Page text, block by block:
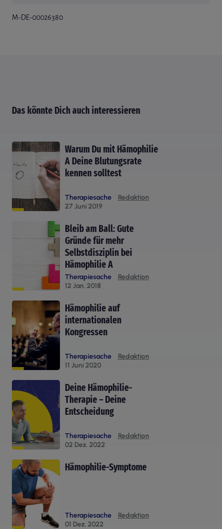
[1]Bundesärztekammer:
M-DE-00026380
Das könnte Dich auch interessieren
Warum Du mit Hämophilie
A Deine Blutungsrate
kennen solltest
Therapiesache
Redaktion
27 Juni 2019
Bleib am Ball: Gute
Gründe für mehr
Selbstdisziplin bei
Hämophilie A
Therapiesache
Redaktion
12 Jan. 2018
Hämophilie auf
internationalen
Kongressen
Therapiesache
Redaktion
11 Juni 2020
Deine Hämophilie-
Therapie – Deine
Entscheidung
Therapiesache
Redaktion
02 Dez. 2022
Hämophilie-Symptome
Therapiesache
Redaktion
01 Dez. 2022